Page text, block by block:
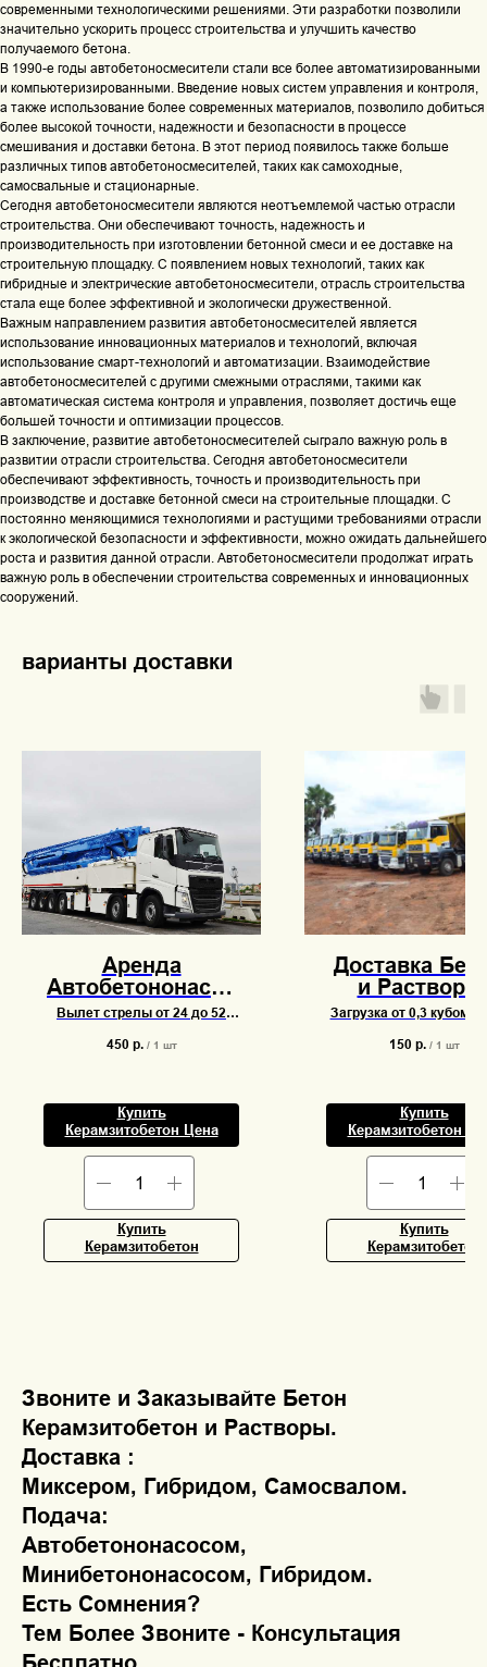
современными технологическими решениями. Эти разработки позволили
значительно ускорить процесс строительства и улучшить качество
получаемого бетона.
В 1990-е годы автобетоносмесители стали все более автоматизированными
и компьютеризированными. Введение новых систем управления и контроля,
а также использование более современных материалов, позволило добиться
более высокой точности, надежности и безопасности в процессе
смешивания и доставки бетона. В этот период появилось также больше
различных типов автобетоносмесителей, таких как самоходные,
самосвальные и стационарные.
Сегодня автобетоносмесители являются неотъемлемой частью отрасли
строительства. Они обеспечивают точность, надежность и
производительность при изготовлении бетонной смеси и ее доставке на
строительную площадку. С появлением новых технологий, таких как
гибридные и электрические автобетоносмесители, отрасль строительства
стала еще более эффективной и экологически дружественной.
Важным направлением развития автобетоносмесителей является
использование инновационных материалов и технологий, включая
использование смарт-технологий и автоматизации. Взаимодействие
автобетоносмесителей с другими смежными отраслями, такими как
автоматическая система контроля и управления, позволяет достичь еще
большей точности и оптимизации процессов.
В заключение, развитие автобетоносмесителей сыграло важную роль в
развитии отрасли строительства. Сегодня автобетоносмесители
обеспечивают эффективность, точность и производительность при
производстве и доставке бетонной смеси на строительные площадки. С
постоянно меняющимися технологиями и растущими требованиями отрасли
к экологической безопасности и эффективности, можно ожидать дальнейшего
роста и развития данной отрасли. Автобетоносмесители продолжат играть
важную роль в обеспечении строительства современных и инновационных
сооружений.
варианты доставки
Аренда
Автобетононасос
24-32-37-42-47-52
Вылет стрелы от 24 до 52
450 р. / 1 шт
Купить
Керамзитобетон Цена
Купить
Керамзитобетон
Доставка
и
Самосвал
Загрузка от 0,3
150 р. / 1 шт
Купить
Керамзитобетон
Купить
Керамзитобетон
Звоните и Заказывайте Бетон
Керамзитобетон и Растворы.
Доставка :
Миксером, Гибридом, Самосвалом.
Подача:
Автобетононасосом,
Минибетононасосом, Гибридом.
Есть Сомнения?
Тем Более Звоните - Консультация